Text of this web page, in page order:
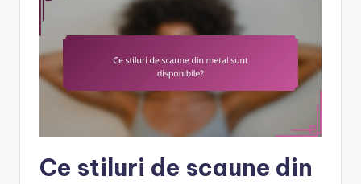
Ce stiluri de scaune din